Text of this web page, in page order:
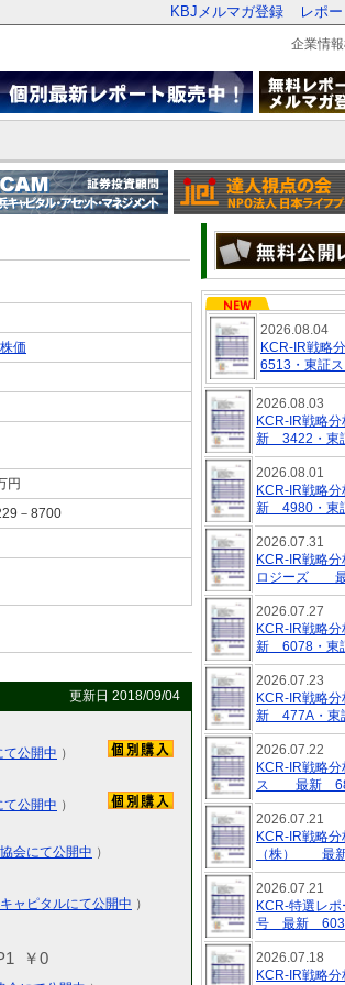
KBJメルマガ登録 レポ
企業情
価
円
－8700
更新日 2018/09/04
て公開中 ）
て公開中 ）
会にて公開中 ）
ャピタルにて公開中 ）
￥0
2026.08.04
KCR-IR戦
6513・東証
2026.08.03
KCR-IR戦略
新 3422・東
2026.08.01
KCR-IR戦略
新 4980・東
2026.07.31
KCR-IR戦略
ロジーズ 最
2026.07.27
KCR-IR戦略
新 6078・東
2026.07.23
KCR-IR戦略
新 477A・東
2026.07.22
KCR-IR戦略
ス 最新
2026.07.21
KCR-IR戦略
（株） 最
2026.07.21
KCR-特選レ
号 最新
2026.07.18
KCR-IR戦略